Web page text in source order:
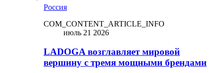
Россия
COM_CONTENT_ARTICLE_INFO
июль 21 2026
LADOGA возглавляет мировой
вершину с тремя мощными брендами